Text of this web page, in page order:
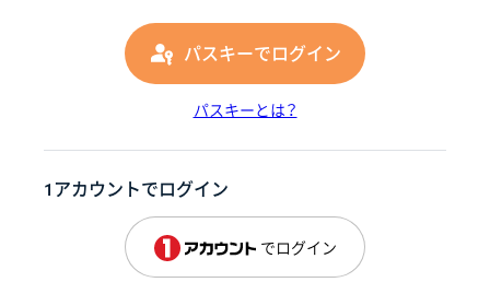
パスキーでログイン
パスキーとは？
1アカウントでログイン
でログイン